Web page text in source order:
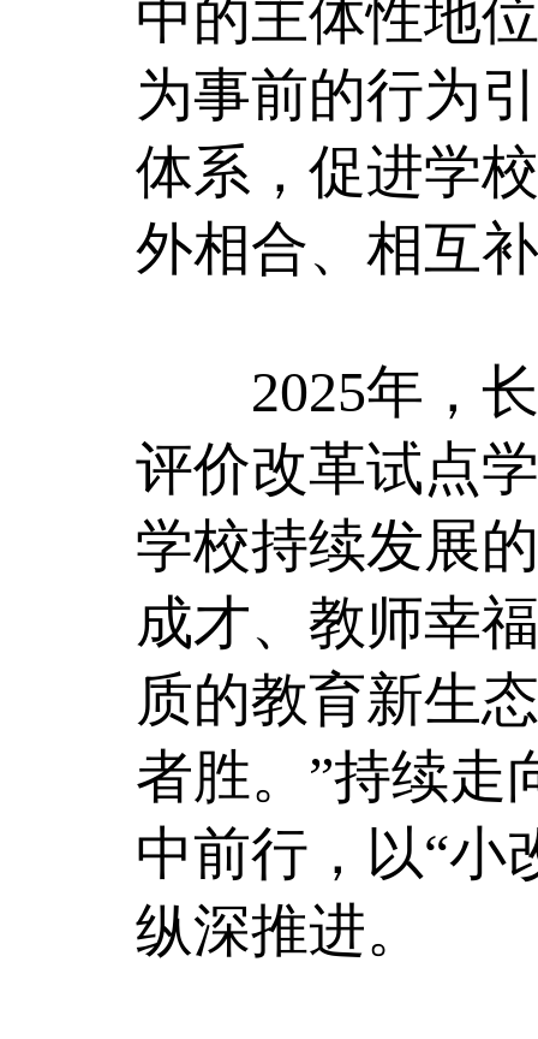
中的主体性地
为事前的行为
体系，促进学
外相合、相互
2025年，长
评价改革试点
学校持续发展
成才、教师幸
质的教育新生
者胜。”持续走
中前行，以“小
纵深推进。